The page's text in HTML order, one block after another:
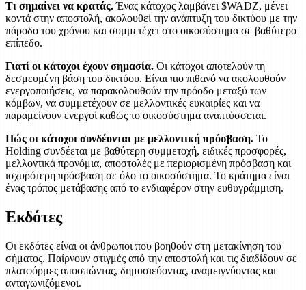
Τι σημαίνει να κρατάς.Ένας κάτοχος λαμβάνει $WADZ, μένει
κοντά στην αποστολή, ακολουθεί την ανάπτυξη του δικτύου με την
πάροδο του χρόνου και συμμετέχει στο οικοσύστημα σε βαθύτερο
επίπεδο.
Γιατί οι κάτοχοι έχουν σημασία. Οι κάτοχοι αποτελούν τη
δεσμευμένη βάση του δικτύου. Είναι πιο πιθανό να ακολουθούν
ενεργοποιήσεις, να παρακολουθούν την πρόοδο μεταξύ των
κόμβων, να συμμετέχουν σε μελλοντικές ευκαιρίες και να
παραμείνουν ενεργοί καθώς το οικοσύστημα αναπτύσσεται.
Πώς οι κάτοχοι συνδέονται με μελλοντική πρόσβαση. Το
Holding συνδέεται με βαθύτερη συμμετοχή, ειδικές προσφορές,
μελλοντικά προνόμια, αποστολές με περιορισμένη πρόσβαση και
ισχυρότερη πρόσβαση σε όλο το οικοσύστημα. Το κράτημα είναι
ένας τρόπος μετάβασης από το ενδιαφέρον στην ευθυγράμμιση.
Εκδότες
Οι εκδότες είναι οι άνθρωποι που βοηθούν στη μετακίνηση του
σήματος. Παίρνουν στιγμές από την αποστολή και τις διαδίδουν σε
πλατφόρμες αποσπώντας, δημοσιεύοντας, αναμειγνύοντας και
ανταγωνιζόμενοι.